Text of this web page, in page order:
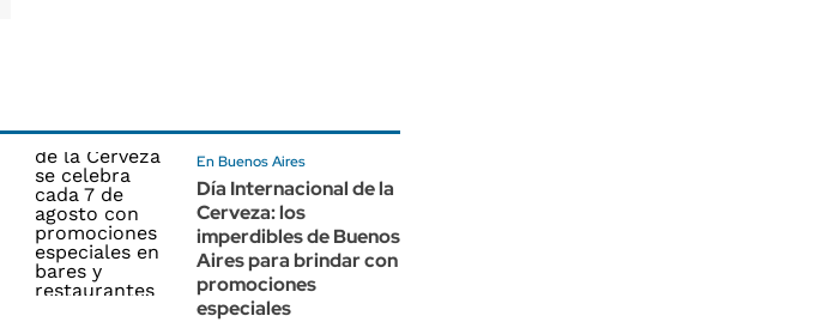
En Buenos Aires
Día Internacional de la
Cerveza: los
imperdibles de Buenos
Aires para brindar con
promociones
especiales